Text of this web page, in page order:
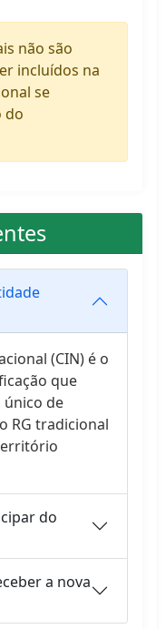
não são
incluídos na
se
do
(CIN) é o
que
único de
RG tradicional
do
a nova